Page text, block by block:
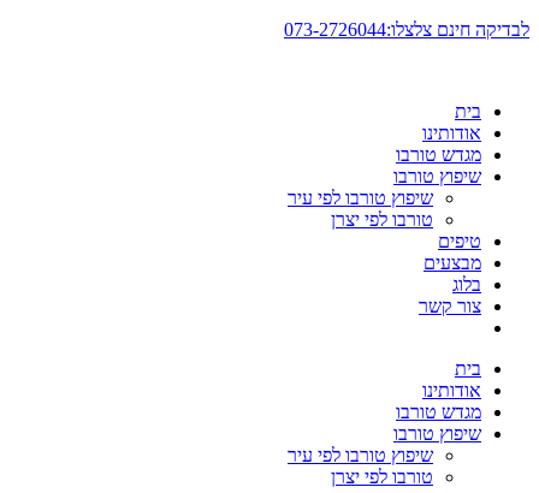
דלג
לבדיקה חינם צלצלו:073-2726044
בית
אודותינו
מגדש טורבו
שיפוץ טורבו
שיפוץ טורבו לפי עיר
טורבו לפי יצרן
טיפים
מבצעים
בלוג
צור קשר
בית
אודותינו
מגדש טורבו
שיפוץ טורבו
שיפוץ טורבו לפי עיר
טורבו לפי יצרן